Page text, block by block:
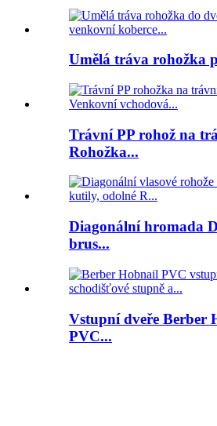
Umělá tráva rohožka
Trávní PP rohož na
Rohožka...
Diagonální hromada
brus...
Vstupní dveře Berber
PVC...